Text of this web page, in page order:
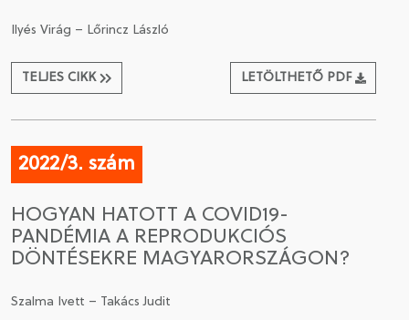
Ilyés Virág – Lőrincz László
TELJES CIKK LETÖLTHETŐ PDF
2022/3. szám
HOGYAN HATOTT A COVID19-
PANDÉMIA A REPRODUKCIÓS
DÖNTÉSEKRE MAGYARORSZÁGON?
Szalma Ivett – Takács Judit